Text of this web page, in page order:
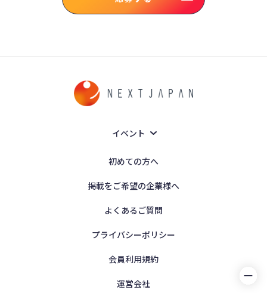
イベント
初めての方へ
掲載をご希望の企業様へ
よくあるご質問
プライバシーポリシー
会員利用規約
運営会社